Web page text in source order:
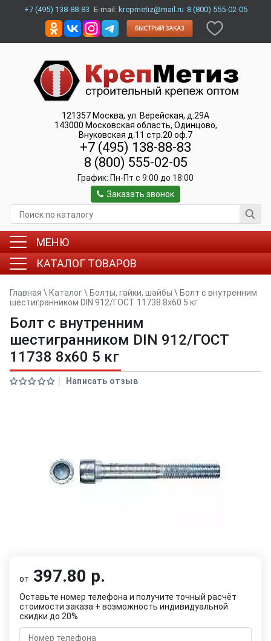
+7 (495) 138-88-83 E-mail: krepmetiz@mail.ru 8 (800) 555-02-05
121357 Москва, ул. Верейская, д.29А
143000 Московская область, Одинцово,
Внуковская д.11 стр.20 оф.7
+7 (495) 138-88-83
8 (800) 555-02-05
График: Пн-Пт c 9:00 до 18:00
Заказать звонок
МЕНЮ
КАТАЛОГ ТОВАРОВ
Главная \ Каталог\ Болты, гайки, шайбы \ Болт с внутренним
шестигранником DIN 912/ГОСТ 11738 8х60 5 кг
Болт с внутренним
шестигранником DIN 912/ГОСТ
11738 8х60 5 кг
Написать отзыв
от 397.80 р.
Оставьте номер телефона и получите точный расчёт
стоимости заказа + возможность индивидуальной
скидки до 20%